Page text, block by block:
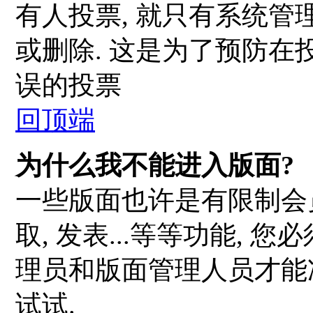
有人投票, 就只有系统管
或删除. 这是为了预防在
误的投票
回顶端
为什么我不能进入版面?
一些版面也许是有限制
取, 发表...等等功能, 您
理员和版面管理人员才
试试.